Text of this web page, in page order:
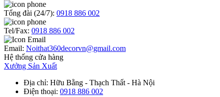
Tổng đài (24/7): 0918 886 002
Tel/Fax: 0918 886 002
Email: Noithat360decorvn@gmail.com
Hệ thống cửa hàng
Xưởng Sản Xuất
Địa chỉ: Hữu Bằng - Thạch Thất - Hà Nội
Điện thoại: 0918 886 002